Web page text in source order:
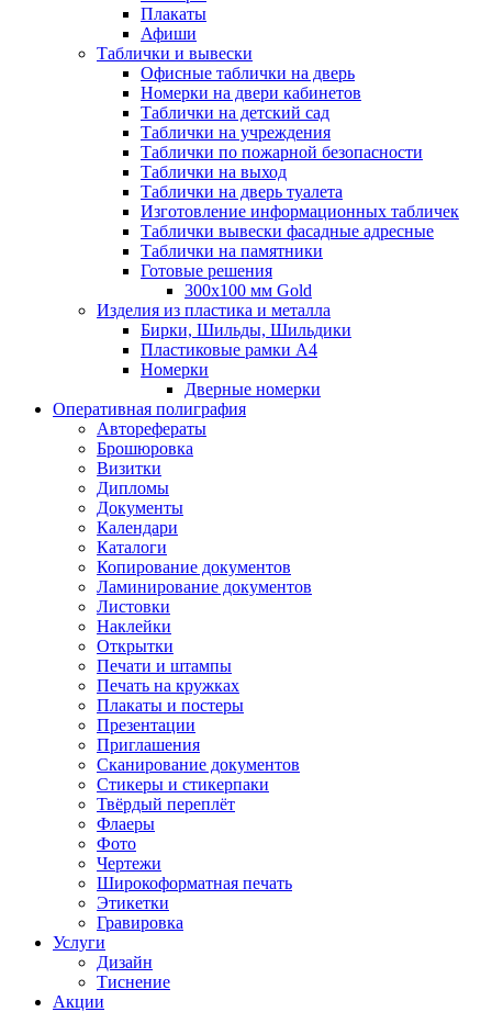
Плакаты
Афиши
Таблички и вывески
Офисные таблички на дверь
Номерки на двери кабинетов
Таблички на детский сад
Таблички на учреждения
Таблички по пожарной безопасности
Таблички на выход
Таблички на дверь туалета
Изготовление информационных табличек
Таблички вывески фасадные адресные
Таблички на памятники
Готовые решения
300x100 мм Gold
Изделия из пластика и металла
Бирки, Шильды, Шильдики
Пластиковые рамки А4
Номерки
Дверные номерки
Оперативная полиграфия
Авторефераты
Брошюровка
Визитки
Дипломы
Документы
Календари
Каталоги
Копирование документов
Ламинирование документов
Листовки
Наклейки
Открытки
Печати и штампы
Печать на кружках
Плакаты и постеры
Презентации
Приглашения
Сканирование документов
Стикеры и стикерпаки
Твёрдый переплёт
Флаеры
Фото
Чертежи
Широкоформатная печать
Этикетки
Гравировка
Услуги
Дизайн
Тиснение
Акции